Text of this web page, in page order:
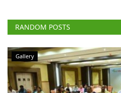
RANDOM POSTS
Gallery